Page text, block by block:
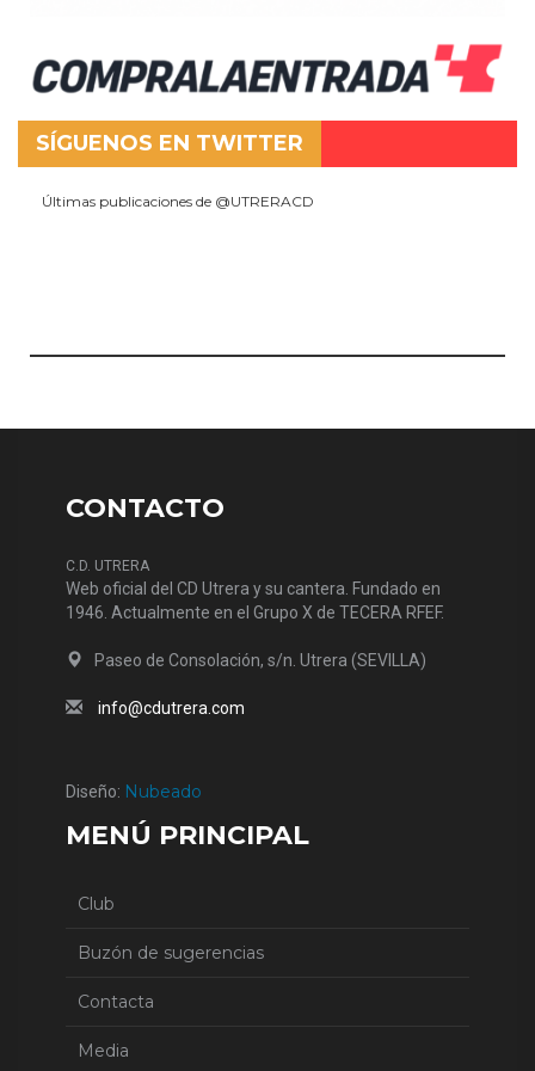
SÍGUENOS EN TWITTER
Últimas publicaciones de @UTRERACD
CONTACTO
C.D. UTRERA
Web oficial del CD Utrera y su cantera. Fundado en
1946. Actualmente en el Grupo X de TECERA RFEF.
Paseo de Consolación, s/n. Utrera (SEVILLA)
info@cdutrera.com
Diseño: Nubeado
MENÚ PRINCIPAL
Club
Buzón de sugerencias
Contacta
Media